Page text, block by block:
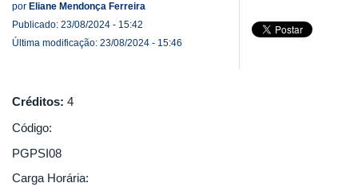
por Eliane Mendonça Ferreira
Publicado: 23/08/2024 - 15:42
Última modificação: 23/08/2024 - 15:46
Créditos: 4
Código:
PGPSI08
Carga Horária: